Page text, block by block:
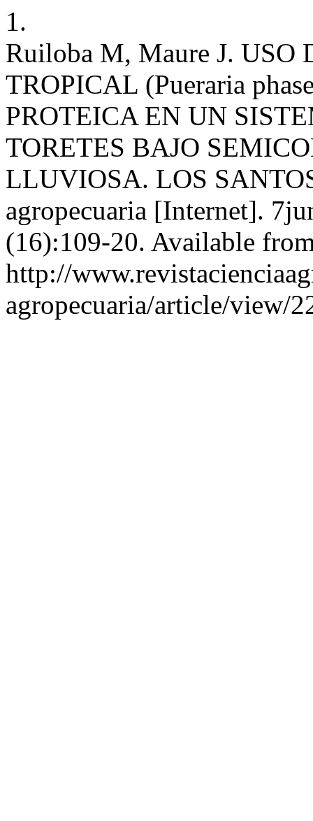
1.
Ruiloba M, Maure J.
TROPICAL (Pueraria
PROTEICA EN UN
TORETES BAJO
LLUVIOSA. LOS
agropecuaria [Internet].
(16):109-20. Available
http://
agropecuaria/article/view/